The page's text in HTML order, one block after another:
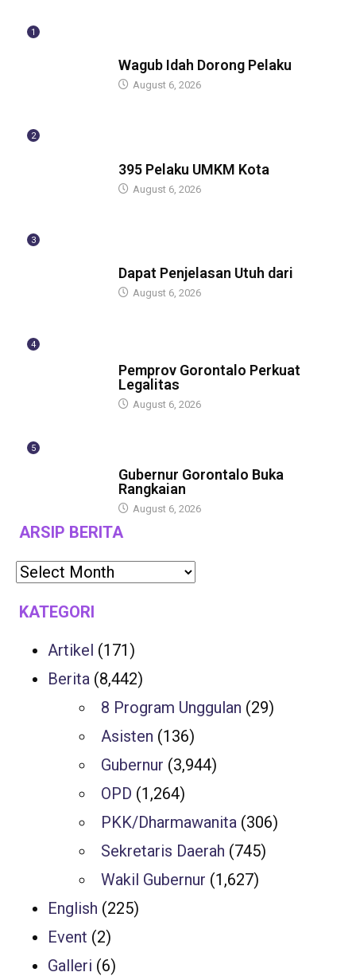
1
Wagub Idah Dorong Pelaku
August 6, 2026
2
395 Pelaku UMKM Kota
August 6, 2026
3
Dapat Penjelasan Utuh dari
August 6, 2026
4
Pemprov Gorontalo Perkuat
Legalitas
August 6, 2026
5
Gubernur Gorontalo Buka
Rangkaian
August 6, 2026
ARSIP BERITA
KATEGORI
Artikel (171)
Berita (8,442)
8 Program Unggulan (29)
Asisten (136)
Gubernur (3,944)
OPD (1,264)
PKK/Dharmawanita (306)
Sekretaris Daerah (745)
Wakil Gubernur (1,627)
English (225)
Event (2)
Galleri (6)